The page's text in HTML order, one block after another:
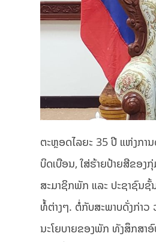
ຕະຫຼອດໄລຍະ 35 ປີ ແຫ່ງກາ
ບິດເບືອນ, ໃສ່ຮ້າຍປ້າຍສີຂອ
ສະມາຊິກພັກ ແລະ ປະຊາຊົນຊັ້
ທໍ້ຕ່າງໆ. ຕໍ່ກັບສະພາບດັ່ງກ່າ
ນະໂຍບາຍຂອງພັກ ທັງສຶກສາ